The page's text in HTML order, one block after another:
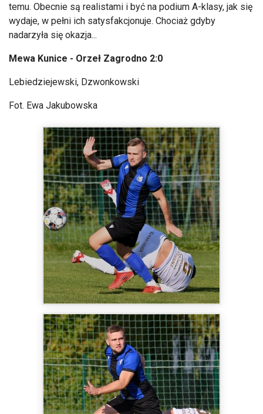
temu. Obecnie są realistami i być na podium A-klasy, jak się
wydaje, w pełni ich satysfakcjonuje. Chociaż gdyby
nadarzyła się okazja...
Mewa Kunice - Orzeł Zagrodno 2:0
Lebiedziejewski, Dzwonkowski
Fot. Ewa Jakubowska